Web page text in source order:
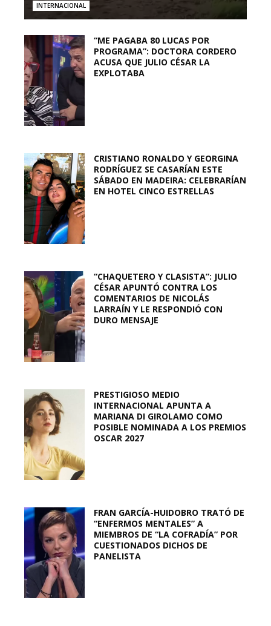
INTERNACIONAL
“ME PAGABA 80 LUCAS POR
PROGRAMA”: DOCTORA CORDERO
ACUSA QUE JULIO CÉSAR LA
EXPLOTABA
CRISTIANO RONALDO Y GEORGINA
RODRÍGUEZ SE CASARÍAN ESTE
SÁBADO EN MADEIRA: CELEBRARÍAN
EN HOTEL CINCO ESTRELLAS
“CHAQUETERO Y CLASISTA”: JULIO
CÉSAR APUNTÓ CONTRA LOS
COMENTARIOS DE NICOLÁS
LARRAÍN Y LE RESPONDIÓ CON
DURO MENSAJE
PRESTIGIOSO MEDIO
INTERNACIONAL APUNTA A
MARIANA DI GIROLAMO COMO
POSIBLE NOMINADA A LOS PREMIOS
OSCAR 2027
FRAN GARCÍA-HUIDOBRO TRATÓ DE
“ENFERMOS MENTALES” A
MIEMBROS DE “LA COFRADÍA” POR
CUESTIONADOS DICHOS DE
PANELISTA